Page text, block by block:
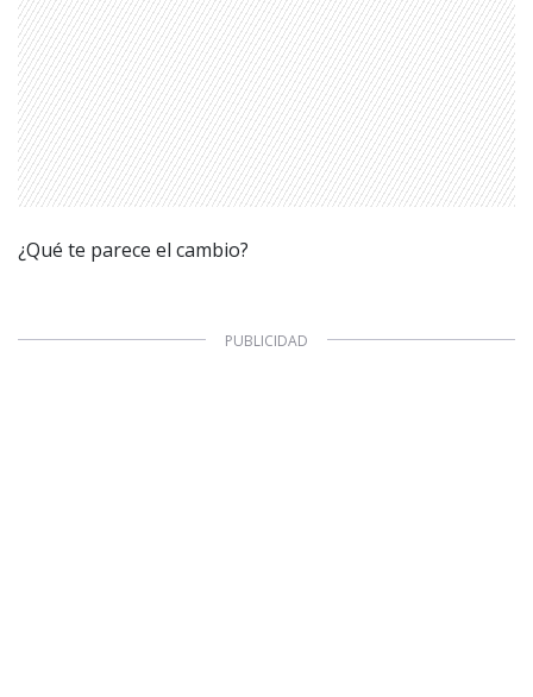
¿Qué te parece el cambio?
Aviso legal
Política de privacidad|Política de Cookies
Configuración de Cookies
Valores Pautas publicitarias Presidenciales 2025